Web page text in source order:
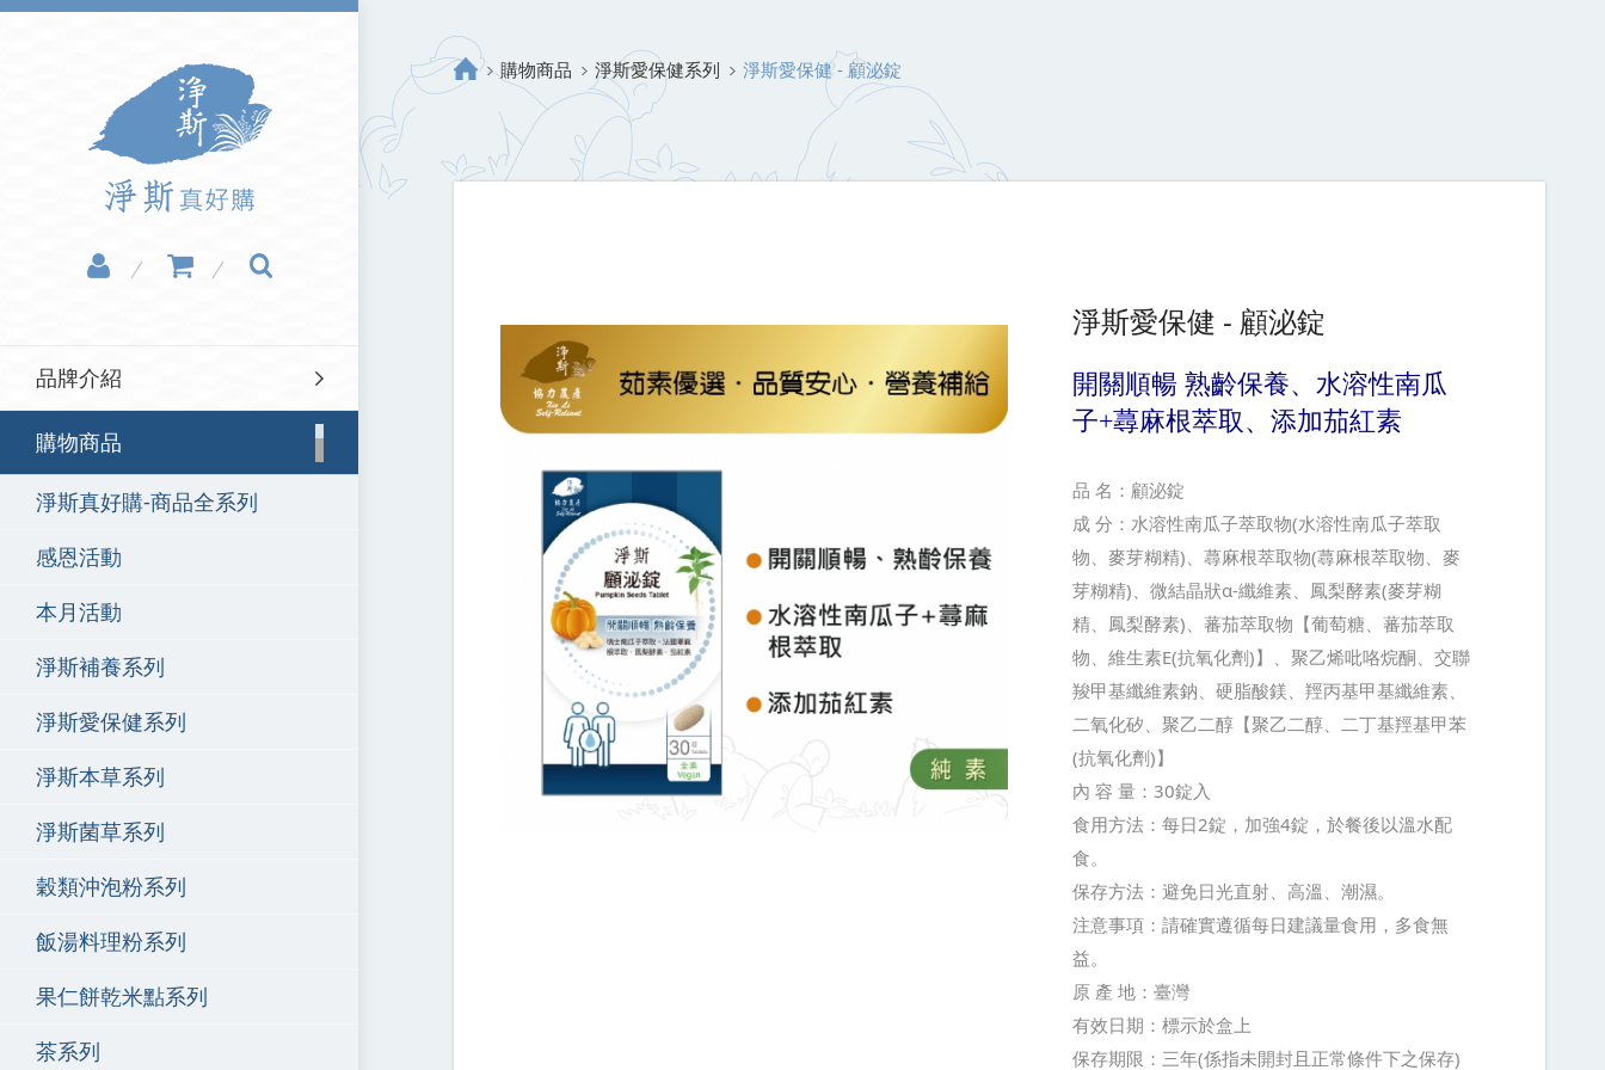
品牌介紹
購物商品
淨斯真好購-商品全系列
感恩活動
本月活動
淨斯補養系列
淨斯愛保健系列
淨斯本草系列
淨斯菌草系列
穀類沖泡粉系列
飯湯料理粉系列
果仁餅乾米點系列
茶系列
購物商品 淨斯愛保健系列 淨斯愛保健 - 顧泌錠
淨斯愛保健 - 顧泌錠
開關順暢 熟齡保養、水溶性南瓜
子+蕁麻根萃取、添加茄紅素
品 名：顧泌錠
成 分：水溶性南瓜子萃取物(水溶性南瓜子萃取
物、麥芽糊精)、蕁麻根萃取物(蕁麻根萃取物、麥
芽糊精)、微結晶狀α-纖維素、鳳梨酵素(麥芽糊
精、鳳梨酵素)、蕃茄萃取物【葡萄糖、蕃茄萃取
物、維生素E(抗氧化劑)】、聚乙烯吡咯烷酮、交聯
羧甲基纖維素鈉、硬脂酸鎂、羥丙基甲基纖維素、
二氧化矽、聚乙二醇【聚乙二醇、二丁基羥基甲苯
(抗氧化劑)】
內 容 量：30錠入
食用方法：每日2錠，加強4錠，於餐後以溫水配
食。
保存方法：避免日光直射、高溫、潮濕。
注意事項：請確實遵循每日建議量食用，多食無
益。
原 產 地：臺灣
有效日期：標示於盒上
保存期限：三年(係指未開封且正常條件下之保存)